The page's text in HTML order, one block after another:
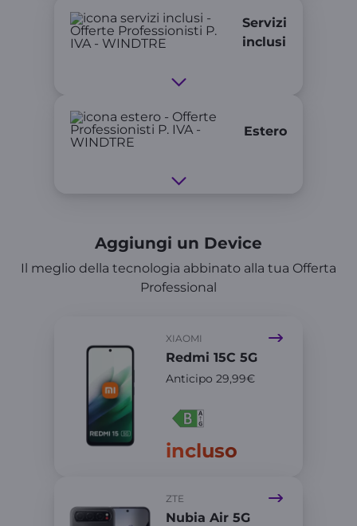
Servizi
inclusi
Estero
Aggiungi un Device
Il meglio della tecnologia abbinato alla tua Offerta
Professional
XIAOMI
Redmi 15C 5G
Anticipo 29,99€
incluso
ZTE
Nubia Air 5G